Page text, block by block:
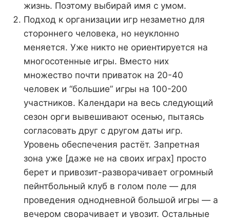
жизнь. Поэтому выбирай имя с умом.
Подход к организации игр незаметно для
стороннего человека, но неуклонно
меняется. Уже никто не ориентируется на
многосотенные игры. Вместо них
множество почти приваток на 20-40
человек и “большие” игры на 100-200
участников. Календари на весь следующий
сезон орги вывешивают осенью, пытаясь
согласовать друг с другом даты игр.
Уровень обеспечения растёт. Запретная
зона уже [даже не на своих играх] просто
берет и привозит-разворачивает огромный
пейнтбольный клуб в голом поле — для
проведения однодневной большой игры — а
вечером сворачивает и увозит. Остальные